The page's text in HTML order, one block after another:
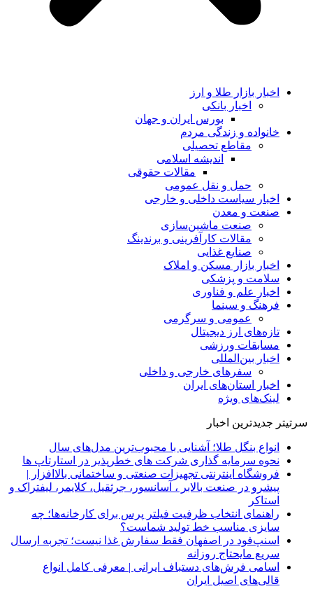
اخبار بازار طلا و ارز
اخبار بانکی
بورس ایران و جهان
خانواده و زندگی مردم
مقاطع تحصیلی
اندیشه اسلامی
مقالات حقوقی
حمل و نقل عمومی
اخبار سیاست داخلی و خارجی
صنعت و معدن
صنعت ماشین‌سازی
مقالات کارآفرینی و برندینگ
صنایع غذایی
اخبار بازار مسکن و املاک
سلامت و پزشکی
اخبار علم و فناوری
فرهنگ و سینما
عمومی و سرگرمی
تازه‌های ارز دیجیتال
مسابقات ورزشی
اخبار بین‌المللی
سفرهای خارجی و داخلی
اخبار استان‌های ایران
لینک‌های ویژه
سرتیتر جدیدترین اخبار
انواع بنگل طلا؛ آشنایی با محبوب‌ترین مدل‌های سال
نحوه سرمایه‌ گذاری شرکت‌ های خطرپذیر در استارتاپ ها
فروشگاه اینترنتی تجهیزات صنعتی و ساختمانی بالاافزار |
پیشرو در صنعت بالابر ، آسانسور، جرثقیل، کلایمر، لیفتراک و
استاکر
راهنمای انتخاب ظرفیت فیلتر پرس برای کارخانه‌ها؛ چه
سایزی مناسب خط تولید شماست؟
اسنپ‌فود در اصفهان فقط سفارش غذا نیست؛ تجربه ارسال
سریع مایحتاج روزانه
اسامی فرش‌های دستباف ایرانی | معرفی کامل انواع
قالی‌های اصیل ایران